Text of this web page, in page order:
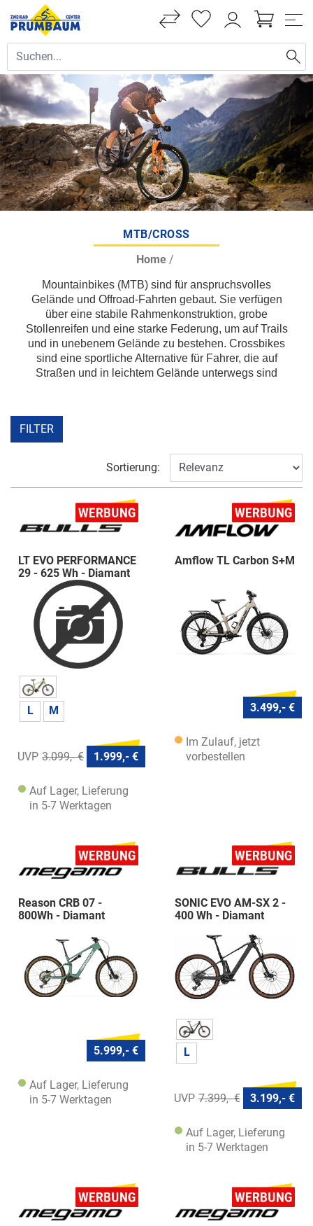
MTB/CROSS
Home /
Mountainbikes (MTB) sind für anspruchsvolles
Gelände und Offroad-Fahrten gebaut. Sie verfügen
über eine stabile Rahmenkonstruktion, grobe
Stollenreifen und eine starke Federung, um auf Trails
und in unebenem Gelände zu bestehen. Crossbikes
sind eine sportliche Alternative für Fahrer, die auf
Straßen und in leichtem Gelände unterwegs sind
FILTER
Sortierung:
LT EVO PERFORMANCE
29 - 625 Wh - Diamant
L M
3.099,- € 1.999,- €
Auf Lager, Lieferung
in 5-7 Werktagen
Amflow TL Carbon S+M
3.499,- €
Im Zulauf, jetzt
vorbestellen
Reason CRB 07 -
800Wh - Diamant
5.999,- €
Auf Lager, Lieferung
in 5-7 Werktagen
SONIC EVO AM-SX 2 -
400 Wh - Diamant
L
7.399,- € 3.199,- €
Auf Lager, Lieferung
in 5-7 Werktagen